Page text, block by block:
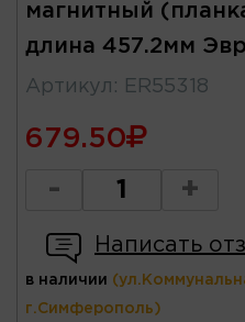
магнитный
длина 457.2мм
Артикул : ER55318
679.50
- +
Написать
в наличии
г.Симферополь)